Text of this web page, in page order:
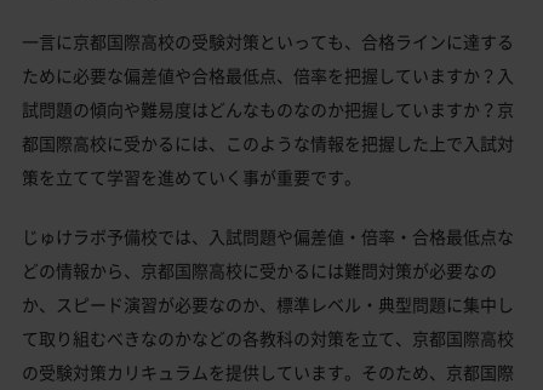
一言に京都国際高校の受験対策といっても、合格ラインに達する
ために必要な偏差値や合格最低点、倍率を把握していますか？入
試問題の傾向や難易度はどんなものなのか把握していますか？京
都国際高校に受かるには、このような情報を把握した上で入試対
策を立てて学習を進めていく事が重要です。
じゅけラボ予備校では、入試問題や偏差値・倍率・合格最低点な
どの情報から、京都国際高校に受かるには難問対策が必要なの
か、スピード演習が必要なのか、標準レベル・典型問題に集中し
て取り組むべきなのかなどの各教科の対策を立て、京都国際高校
の受験対策カリキュラムを提供しています。そのため、京都国際